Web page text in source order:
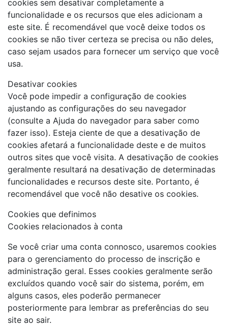
cookies sem desativar completamente a
funcionalidade e os recursos que eles adicionam a
este site. É recomendável que você deixe todos os
cookies se não tiver certeza se precisa ou não deles,
caso sejam usados ​​para fornecer um serviço que você
usa.
Desativar cookies
Você pode impedir a configuração de cookies
ajustando as configurações do seu navegador
(consulte a Ajuda do navegador para saber como
fazer isso). Esteja ciente de que a desativação de
cookies afetará a funcionalidade deste e de muitos
outros sites que você visita. A desativação de cookies
geralmente resultará na desativação de determinadas
funcionalidades e recursos deste site. Portanto, é
recomendável que você não desative os cookies.
Cookies que definimos
Cookies relacionados à conta
Se você criar uma conta connosco, usaremos cookies
para o gerenciamento do processo de inscrição e
administração geral. Esses cookies geralmente serão
excluídos quando você sair do sistema, porém, em
alguns casos, eles poderão permanecer
posteriormente para lembrar as preferências do seu
site ao sair.